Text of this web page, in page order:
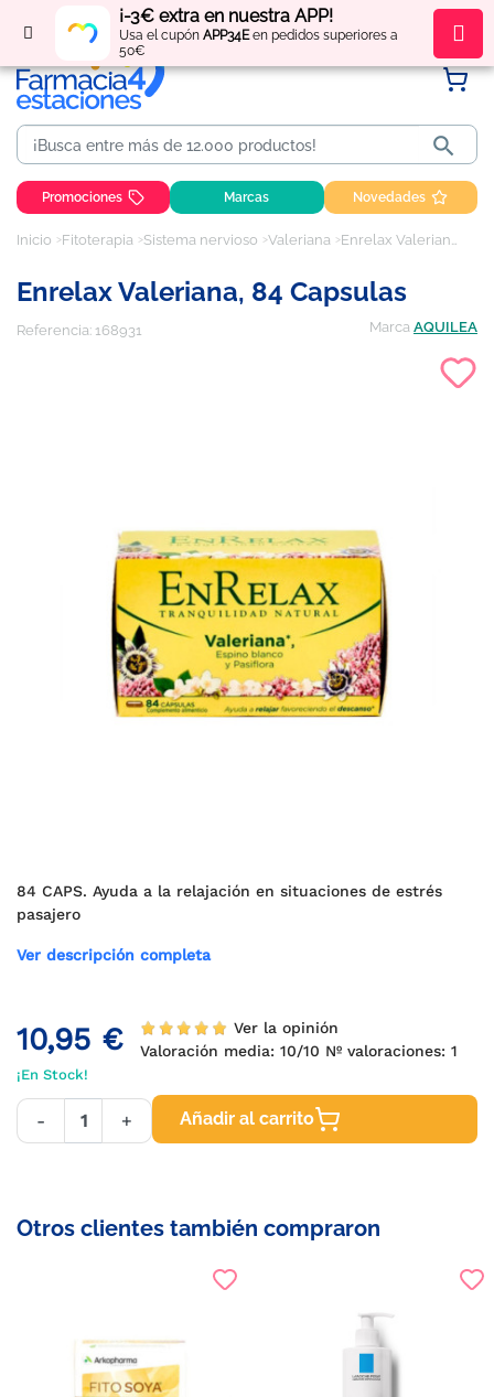
¡-3€ extra en nuestra APP!
Usa el cupón APP34Een pedidos superiores a
50€
Regístratey obténpuntos por tus compras

Promociones Marcas Novedades
Inicio Fitoterapia Sistema nervioso Valeriana Enrelax Valeriana, 84 capsulas
Enrelax Valeriana, 84 Capsulas
Referencia: 168931 Marca AQUILEA
84 CAPS. Ayuda a la relajación en situaciones de estrés
pasajero
Ver descripción completa
10,95 €
Ver la opinión
Valoración media: 10/10 Nº valoraciones: 1
¡En Stock!
- + Añadir al carrito
Otros clientes también compraron